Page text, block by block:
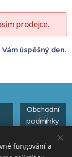
prodejce.
úspěšný den.
Obchodní
podmínky
odkaz.fungování a